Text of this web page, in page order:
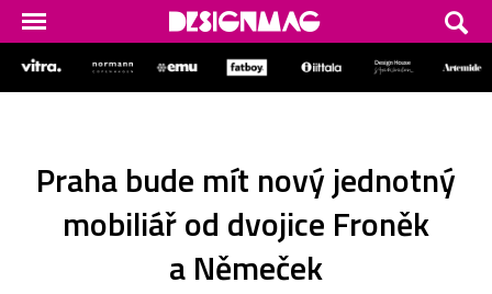
Praha bude mít nový jednotný
mobiliář od dvojice Froněk
a Němeček